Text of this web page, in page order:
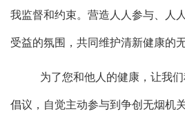
我监督和约束。营造人人参与、人
受益的氛围，共同维护清新健康的无
为了您和他人的健康，让我
倡议，自觉主动参与到争创无烟机